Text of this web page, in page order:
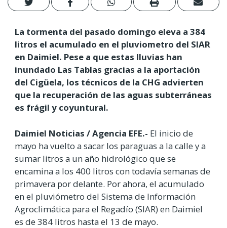
La tormenta del pasado domingo eleva a 384
litros el acumulado en el pluviometro del SIAR
en Daimiel. Pese a que estas lluvias han
inundado Las Tablas gracias a la aportación
del Cigüela, los técnicos de la CHG advierten
que la recuperación de las aguas subterráneas
es frágil y coyuntural.
Daimiel Noticias / Agencia EFE.- El inicio de
mayo ha vuelto a sacar los paraguas a la calle y a
sumar litros a un año hidrológico que se
encamina a los 400 litros con todavía semanas de
primavera por delante. Por ahora, el acumulado
en el pluviómetro del Sistema de Información
Agroclimática para el Regadío (SIAR) en Daimiel
es de 384 litros hasta el 13 de mayo.